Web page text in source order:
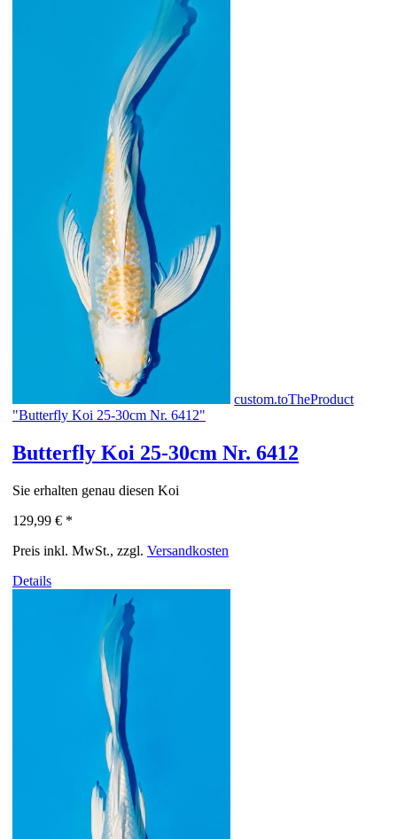
custom.toTheProduct
"Butterfly Koi 25-30cm Nr. 6412"
Butterfly Koi 25-30cm Nr. 6412
Sie erhalten genau diesen Koi
129,99 € *
Preis inkl. MwSt., zzgl. Versandkosten
Details